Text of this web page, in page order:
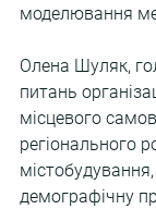
моделювання
Олена Шуляк,
питань
місцевого
регіонального
демографічну